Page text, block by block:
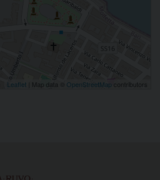
Leaflet | Map data © OpenStreetMap contributors